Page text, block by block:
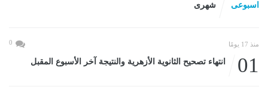
اسبوعى شهرى
منذ 17 يومًا 0
01 انتهاء تصحيح الثانوية الأزهرية والنتيجة آخر الأسبوع المقبل